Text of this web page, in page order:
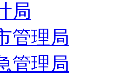
局
管理局
管理局